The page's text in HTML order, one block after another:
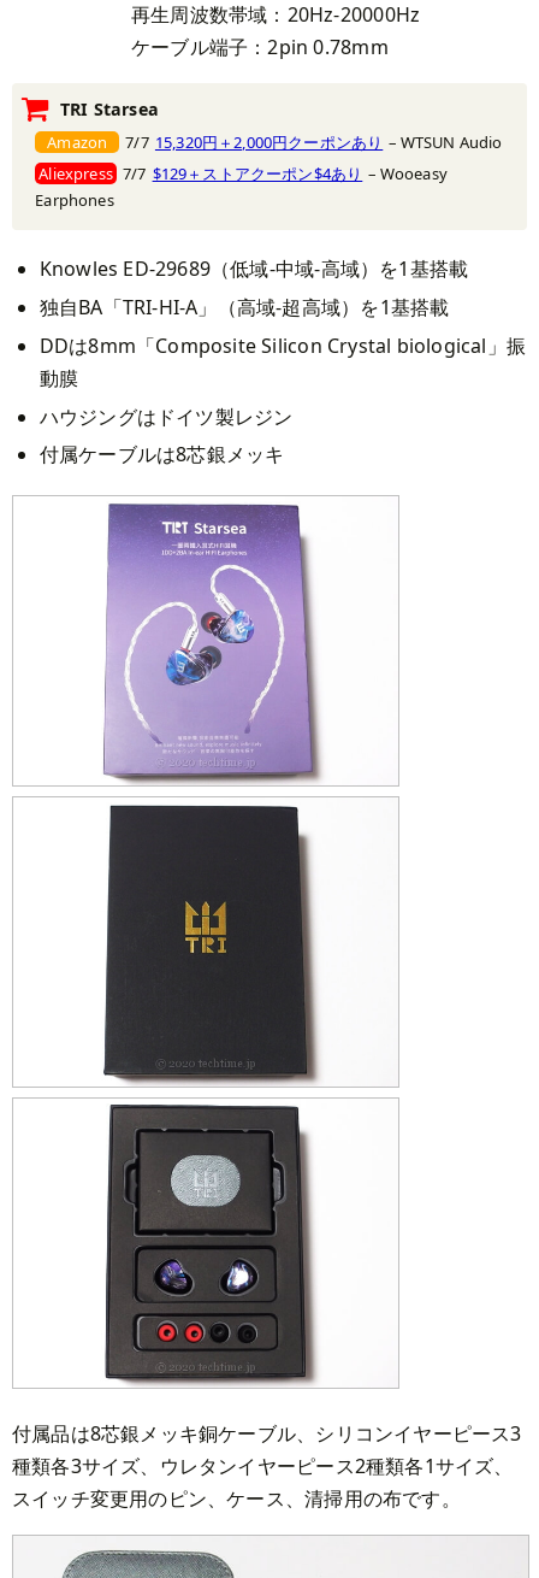
再生周波数帯域：20Hz-20000Hz
ケーブル端子：2pin 0.78mm
TRI Starsea
Amazon 7/7 15,320円＋2,000円クーポンあり – WTSUN Audio
Aliexpress 7/7 $129＋ストアクーポン$4あり – Wooeasy
Earphones
Knowles ED-29689（低域-中域-高域）を1基搭載
独自BA「TRI-HI-A」（高域-超高域）を1基搭載
DDは8mm「Composite Silicon Crystal biological」振
動膜
ハウジングはドイツ製レジン
付属ケーブルは8芯銀メッキ
付属品は8芯銀メッキ銅ケーブル、シリコンイヤーピース3
種類各3サイズ、ウレタンイヤーピース2種類各1サイズ、
スイッチ変更用のピン、ケース、清掃用の布です。